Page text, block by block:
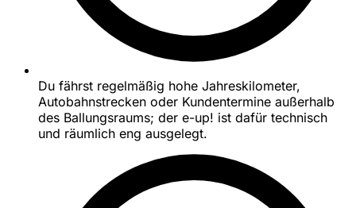
Du fährst regelmäßig hohe Jahreskilometer,
Autobahnstrecken oder Kundentermine außerhalb
des Ballungsraums; der e-up! ist dafür technisch
und räumlich eng ausgelegt.